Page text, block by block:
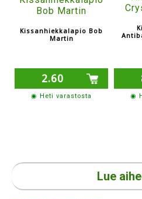
Kissanhiekkalapio Bob
Martin
2.60
◉ Heti varastosta ◉
Lue